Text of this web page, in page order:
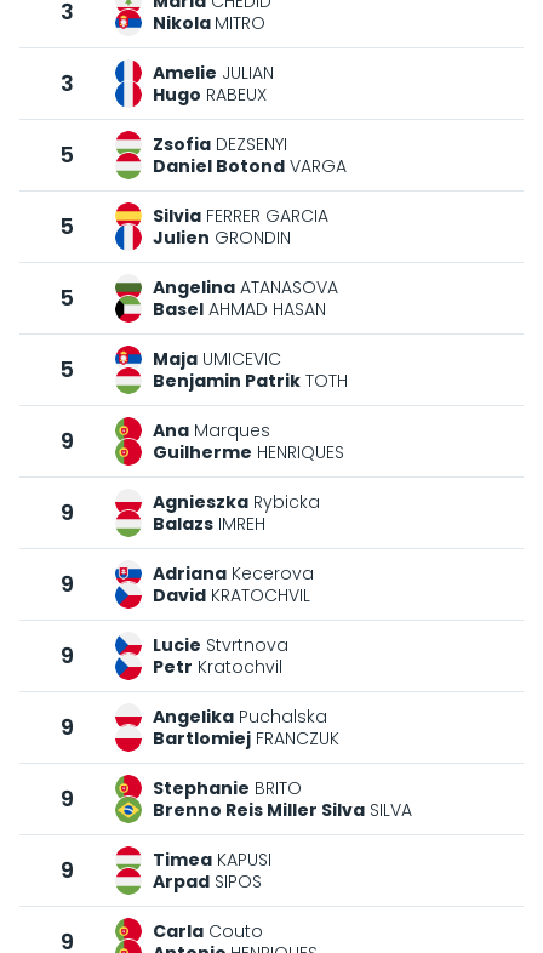
3
Nikola MITRO
3 Amelie JULIAN
Hugo RABEUX
5 Zsofia DEZSENYI
Daniel Botond VARGA
5 Silvia FERRER GARCIA
Julien GRONDIN
5 Angelina ATANASOVA
Basel AHMAD HASAN
5 Maja UMICEVIC
Benjamin Patrik TOTH
9 Ana Marques
Guilherme HENRIQUES
9 Agnieszka Rybicka
Balazs IMREH
9 Adriana Kecerova
David KRATOCHVIL
9 Lucie Stvrtnova
Petr Kratochvil
9 Angelika Puchalska
Bartlomiej FRANCZUK
9 Stephanie BRITO
Brenno Reis Miller Silva SILVA
9 Timea KAPUSI
Arpad SIPOS
9 Carla Couto